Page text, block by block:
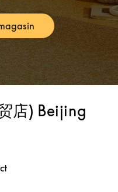
Opens in New Tab
店) Beijing